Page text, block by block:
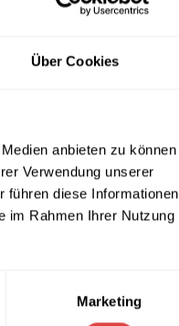
Über Cookies
anbieten zu können
Verwendung unserer
führen diese Informationen
im Rahmen Ihrer Nutzung
Marketing
die gut
dem Hocker
eine
Abuela 77